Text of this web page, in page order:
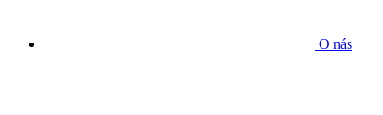
O nás